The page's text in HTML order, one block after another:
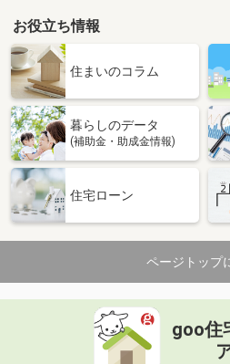
お役立ち情報
住まいのコラム
暮らしのデータ
(補助金・助成金情報)
住宅ローン
ページトップ
goo住